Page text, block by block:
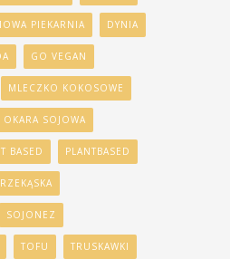
PIEKARNIA DYNIA
GO VEGAN
MLECZKO KOKOSOWE
OKARA SOJOWA
BASED PLANTBASED
SOJONEZ
TOFU TRUSKAWKI